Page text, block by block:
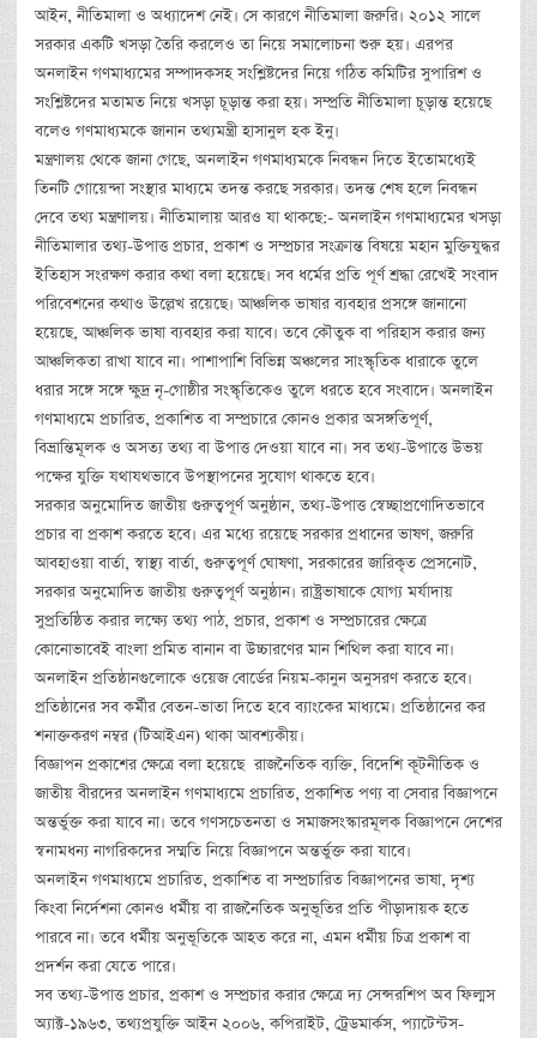
আইন, নীতিমালা ও অধ্যাদেশ নেই। সে কারণে নীতিমালা জরুরি। ২০১২ সালে
সরকার একটি খসড়া তৈরি করলেও তা নিয়ে সমালোচনা শুরু হয়। এরপর
অনলাইন গণমাধ্যমের সম্পাদকসহ সংশ্লিষ্টদের নিয়ে গঠিত কমিটির সুপারিশ ও
সংশ্লিষ্টদের মতামত নিয়ে খসড়া চূড়ান্ত করা হয়। সম্প্রতি নীতিমালা চূড়ান্ত হয়েছে
বলেও গণমাধ্যমকে জানান তথ্যমন্ত্রী হাসানুল হক ইনু।
মন্ত্রণালয় থেকে জানা গেছে, অনলাইন গণমাধ্যমকে নিবন্ধন দিতে ইতোমধ্যেই
তিনটি গোয়েন্দা সংস্থার মাধ্যমে তদন্ত করছে সরকার। তদন্ত শেষ হলে নিবন্ধন
দেবে তথ্য মন্ত্রণালয়। নীতিমালায় আরও যা থাকছে:- অনলাইন গণমাধ্যমের খসড়া
নীতিমালার তথ্য-উপাত্ত প্রচার, প্রকাশ ও সম্প্রচার সংক্রান্ত বিষয়ে মহান মুক্তিযুদ্ধর
ইতিহাস সংরক্ষণ করার কথা বলা হয়েছে। সব ধর্মের প্রতি পূর্ণ শ্রদ্ধা রেখেই সংবাদ
পরিবেশনের কথাও উল্লেখ রয়েছে। আঞ্চলিক ভাষার ব্যবহার প্রসঙ্গে জানানো
হয়েছে, আঞ্চলিক ভাষা ব্যবহার করা যাবে। তবে কৌতুক বা পরিহাস করার জন্য
আঞ্চলিকতা রাখা যাবে না। পাশাপাশি বিভিন্ন অঞ্চলের সাংস্কৃতিক ধারাকে তুলে
ধরার সঙ্গে সঙ্গে ক্ষুদ্র নৃ-গোষ্ঠীর সংস্কৃতিকেও তুলে ধরতে হবে সংবাদে। অনলাইন
গণমাধ্যমে প্রচারিত, প্রকাশিত বা সম্প্রচারে কোনও প্রকার অসঙ্গতিপূর্ণ,
বিভ্রান্তিমূলক ও অসত্য তথ্য বা উপাত্ত দেওয়া যাবে না। সব তথ্য-উপাত্তে উভয়
পক্ষের যুক্তি যথাযথভাবে উপস্থাপনের সুযোগ থাকতে হবে।
সরকার অনুমোদিত জাতীয় গুরুত্বপূর্ণ অনুষ্ঠান, তথ্য-উপাত্ত স্বেচ্ছাপ্রণোদিতভাবে
প্রচার বা প্রকাশ করতে হবে। এর মধ্যে রয়েছে সরকার প্রধানের ভাষণ, জরুরি
আবহাওয়া বার্তা, স্বাস্থ্য বার্তা, গুরুত্বপূর্ণ ঘোষণা, সরকারের জারিকৃত প্রেসনোট,
সরকার অনুমোদিত জাতীয় গুরুত্বপূর্ণ অনুষ্ঠান। রাষ্ট্রভাষাকে যোগ্য মর্যাদায়
সুপ্রতিষ্ঠিত করার লক্ষ্যে তথ্য পাঠ, প্রচার, প্রকাশ ও সম্প্রচারের ক্ষেত্রে
কোনোভাবেই বাংলা প্রমিত বানান বা উচ্চারণের মান শিথিল করা যাবে না।
অনলাইন প্রতিষ্ঠানগুলোকে ওয়েজ বোর্ডের নিয়ম-কানুন অনুসরণ করতে হবে।
প্রতিষ্ঠানের সব কর্মীর বেতন-ভাতা দিতে হবে ব্যাংকের মাধ্যমে। প্রতিষ্ঠানের কর
শনাক্তকরণ নম্বর (টিআইএন) থাকা আবশ্যকীয়।
বিজ্ঞাপন প্রকাশের ক্ষেত্রে বলা হয়েছে রাজনৈতিক ব্যক্তি, বিদেশি কূটনীতিক ও
জাতীয় বীরদের অনলাইন গণমাধ্যমে প্রচারিত, প্রকাশিত পণ্য বা সেবার বিজ্ঞাপনে
অন্তর্ভুক্ত করা যাবে না। তবে গণসচেতনতা ও সমাজসংস্কারমূলক বিজ্ঞাপনে দেশের
স্বনামধন্য নাগরিকদের সম্মতি নিয়ে বিজ্ঞাপনে অন্তর্ভুক্ত করা যাবে।
অনলাইন গণমাধ্যমে প্রচারিত, প্রকাশিত বা সম্প্রচারিত বিজ্ঞাপনের ভাষা, দৃশ্য
কিংবা নির্দেশনা কোনও ধর্মীয় বা রাজনৈতিক অনুভূতির প্রতি পীড়াদায়ক হতে
পারবে না। তবে ধর্মীয় অনুভূতিকে আহত করে না, এমন ধর্মীয় চিত্র প্রকাশ বা
প্রদর্শন করা যেতে পারে।
সব তথ্য-উপাত্ত প্রচার, প্রকাশ ও সম্প্রচার করার ক্ষেত্রে দ্য সেন্সরশিপ অব ফিল্মস
অ্যাক্ট-১৯৬৩, তথ্যপ্রযুক্তি আইন ২০০৬, কপিরাইট, ট্রেডমার্কস, প্যাটেন্টস-